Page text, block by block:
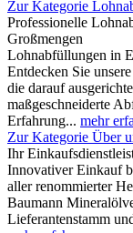
Zur Kategorie
Professionelle
Großmengen
Lohnabfüllungen in
Entdecken Sie
die darauf
maßgeschneiderte
Erfahrung... mehr
Zur Kategorie Über
Ihr
Innovativer Einkauf
aller renommierter
Baumann
Lieferantenstamm